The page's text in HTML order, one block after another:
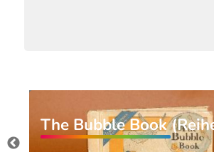
The Bubble Book